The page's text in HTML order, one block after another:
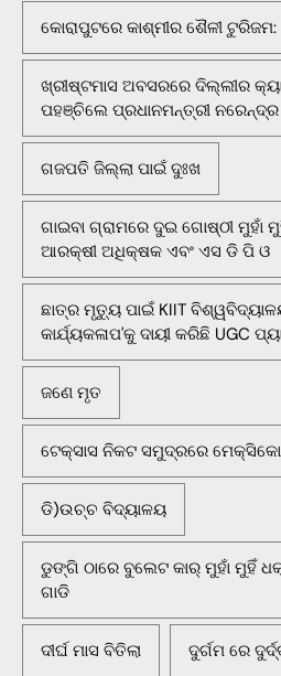
କୋରାପୁଟରେ କାଶ୍ମୀର ଶୈଳୀ
ଖ୍ରୀଷ୍ଟମାସ ଅବସରରେ ଦିଲ୍ଲୀର
ପହଞ୍ଚିଲେ ପ୍ରଧାନମନ୍ତ୍ରୀ ନରେନ୍ଦ୍ର
ଗଜପତି ଜିଲ୍ଲା ପାଇଁ ଦୁଃଖ
ଗାଇବା ଗ୍ରାମରେ ଦୁଇ ଗୋଷ୍ଠୀ ମୁହାଁ
ଆରକ୍ଷୀ ଅଧିକ୍ଷକ ଏବଂ ଏସ ଡି ପି ଓ
ଛାତ୍ର ମୃତ୍ୟୁ ପାଇଁ KIIT
କାର୍ଯ୍ୟକଳାପ'କୁ ଦାୟୀ କରିଛି UGC
ଜଣେ ମୃତ
ଟେକ୍ସାସ ନିକଟ ସମୁଦ୍ରରେ ମେକ୍ସିକୋ
ଡି)ଉଚ୍ଚ ବିଦ୍ୟାଳୟ
ଡୁଙ୍ଗି ଠାରେ ବୁଲେଟ କାର୍ ମୁହାଁ ମୁହିଁ
ଗାଡି
ଦୀର୍ଘ ମାସ ବିତିଲା ଦୁର୍ଗମ ରେ